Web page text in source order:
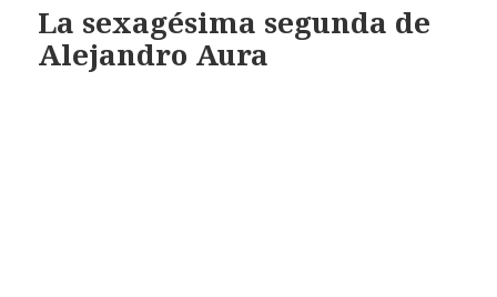
La sexagésima segunda de
Alejandro Aura